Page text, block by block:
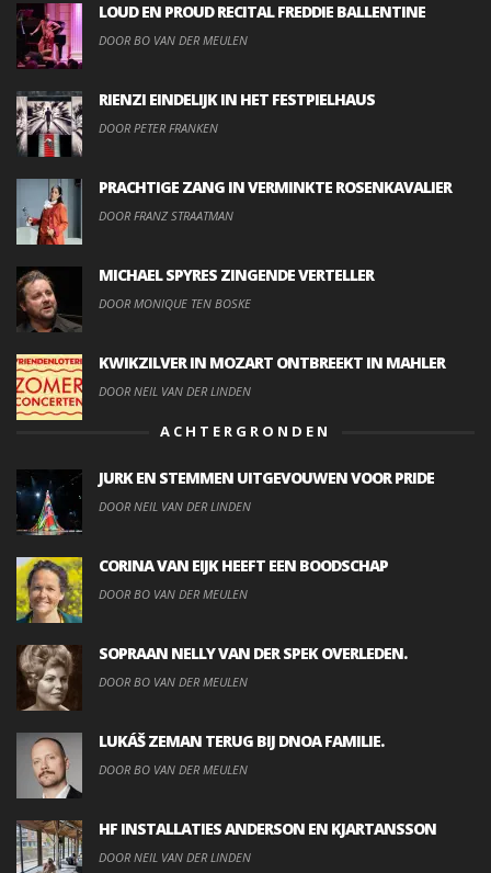
LOUD EN PROUD RECITAL FREDDIE BALLENTINE
DOOR BO VAN DER MEULEN
RIENZI EINDELIJK IN HET FESTPIELHAUS
DOOR PETER FRANKEN
PRACHTIGE ZANG IN VERMINKTE ROSENKAVALIER
DOOR FRANZ STRAATMAN
MICHAEL SPYRES ZINGENDE VERTELLER
DOOR MONIQUE TEN BOSKE
KWIKZILVER IN MOZART ONTBREEKT IN MAHLER
DOOR NEIL VAN DER LINDEN
ACHTERGRONDEN
JURK EN STEMMEN UITGEVOUWEN VOOR PRIDE
DOOR NEIL VAN DER LINDEN
CORINA VAN EIJK HEEFT EEN BOODSCHAP
DOOR BO VAN DER MEULEN
SOPRAAN NELLY VAN DER SPEK OVERLEDEN.
DOOR BO VAN DER MEULEN
LUKÁŠ ZEMAN TERUG BIJ DNOA FAMILIE.
DOOR BO VAN DER MEULEN
HF INSTALLATIES ANDERSON EN KJARTANSSON
DOOR NEIL VAN DER LINDEN